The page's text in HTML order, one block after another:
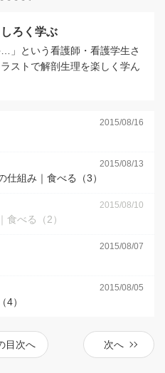
ろく学ぶ
…」という看護師・看護学生さ
ストで解剖生理を楽しく学ん
2015/08/16
2015/08/13
組み｜食べる（3）
2015/08/10
食べる（2）
2015/08/07
2015/08/05
4）
目次へ 次へ